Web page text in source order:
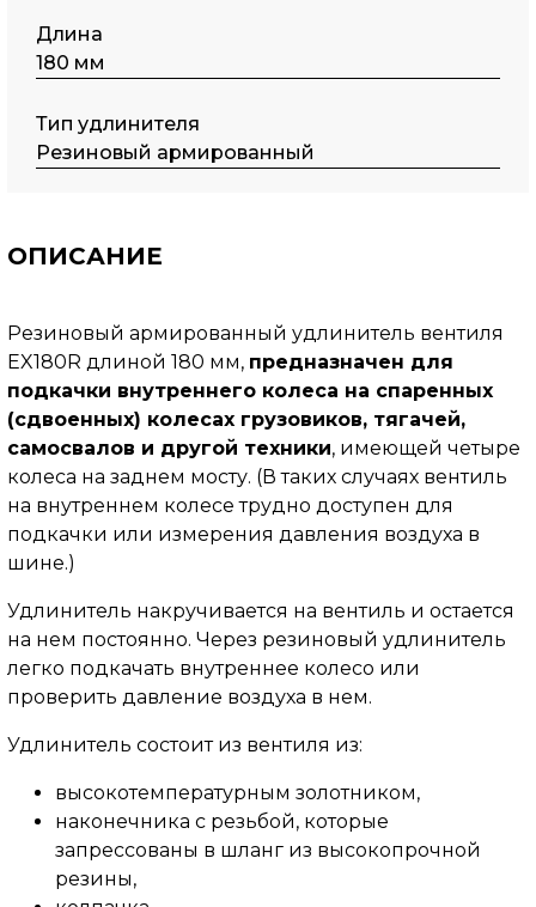
Длина
180 мм
Тип удлинителя
Резиновый армированный
ОПИСАНИЕ
Резиновый армированный удлинитель вентиля
EX180R длиной 180 мм, предназначен для
подкачки внутреннего колеса на спаренных
(сдвоенных) колесах грузовиков, тягачей,
самосвалов и другой техники, имеющей четыре
колеса на заднем мосту. (В таких случаях вентиль
на внутреннем колесе трудно доступен для
подкачки или измерения давления воздуха в
шине.)
Удлинитель накручивается на вентиль и остается
на нем постоянно. Через резиновый удлинитель
легко подкачать внутреннее колесо или
проверить давление воздуха в нем.
Удлинитель состоит из вентиля из:
высокотемпературным золотником,
наконечника с резьбой, которые
запрессованы в шланг из высокопрочной
резины,